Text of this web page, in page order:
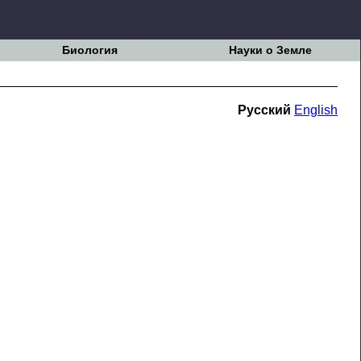
Биология Науки о Земле
Русский English